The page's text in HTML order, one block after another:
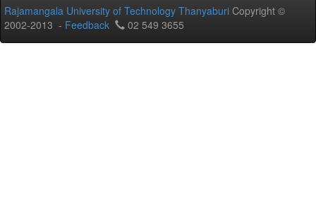
Rajamangala University of Technology Thanyaburi Copyright ©
2002-2013 - Feedback 02 549 3655